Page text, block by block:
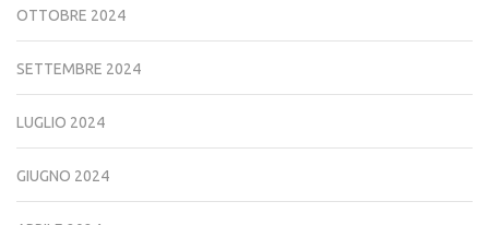
OTTOBRE 2024
SETTEMBRE 2024
LUGLIO 2024
GIUGNO 2024